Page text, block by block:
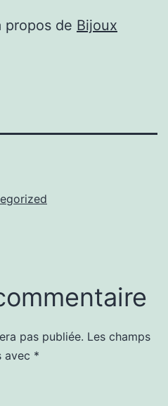
propos de Bijoux
pas publiée. Les champs
avec *